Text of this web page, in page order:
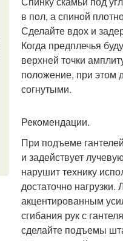
в пол, а спиной
Сделайте вдох и
Когда предплечья
верхней точки
положение, при этом
согнутыми.
Рекомендации.
При подъеме
и задействует
нарушит технику
достаточно
акцентированным
сгибания рук с
сделайте подъемы